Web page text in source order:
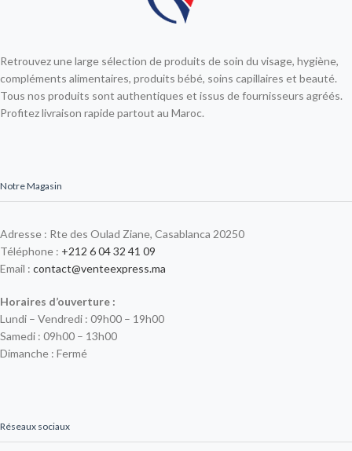
Retrouvez une large sélection de produits de soin du visage, hygiène,
compléments alimentaires, produits bébé, soins capillaires et beauté.
Tous nos produits sont authentiques et issus de fournisseurs agréés.
Profitez livraison rapide partout au Maroc.
Notre Magasin
Adresse : Rte des Oulad Ziane, Casablanca 20250
Téléphone : +212 6 04 32 41 09
Email : contact@venteexpress.ma
Horaires d’ouverture :
Lundi – Vendredi : 09h00 – 19h00
Samedi : 09h00 – 13h00
Dimanche : Fermé
Réseaux sociaux